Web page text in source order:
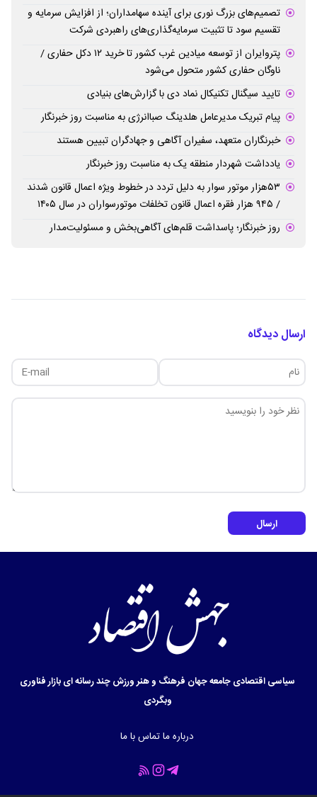
تصمیم‌های بزرگ نوری برای آینده سهامداران؛ از افزایش سرمایه و
تقسیم سود تا تثبیت سرمایه‌گذاری‌های راهبردی شرکت
پتروایران از توسعه میادین غرب کشور تا خرید ۱۲ دکل حفاری /
ناوگان حفاری کشور متحول می‌شود
تایید سیگنال تکنیکال نماد دی با گزارش‌های بنیادی
پیام تبریک مدیرعامل هلدینگ صباانرژی به مناسبت روز خبرنگار
خبرنگاران متعهد، سفیران آگاهی و جهادگران تبیین هستند
یادداشت شهردار منطقه یک به مناسبت روز خبرنگار
۵۳هزار موتور سوار به دلیل تردد در خطوط ویژه اعمال قانون شدند
/ ۹۴۵ هزار فقره اعمال قانون تخلفات موتورسواران در سال ۱۴۰۵
روز خبرنگار؛ پاسداشت قلم‌های آگاهی‌بخش و مسئولیت‌مدار
ارسال دیدگاه
ارسال
سیاسیاقتصادیجامعهجهان فرهنگ و هنرورزشچند رسانه ایبازارفناوری
وبگردی
درباره ماتماس با ما